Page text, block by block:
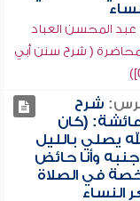
عبد المحسن العباد
( شرح سنن أبي
شرح
(كان
يصلي بالليل
جنبه وأنا حائض
في الصلاة
النساء